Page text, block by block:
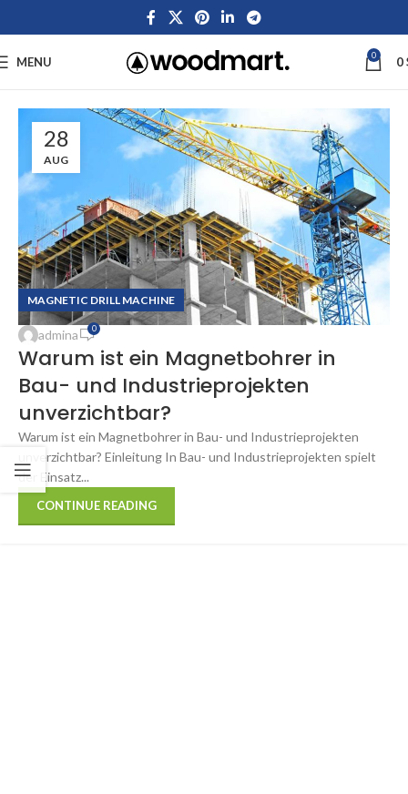
MENU 0 0
28
AUG
MAGNETIC DRILL MACHINE
admina 0
Warum ist ein Magnetbohrer in
Bau- und Industrieprojekten
unverzichtbar?
Warum ist ein Magnetbohrer in Bau- und Industrieprojekten
unverzichtbar? Einleitung In Bau- und Industrieprojekten spielt
der Einsatz...
CONTINUE READING